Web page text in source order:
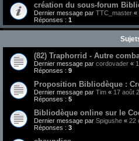
création du sous-forum
Dernier message par TTC_master «
Réponses : 1
(82) Traphorrid - Autre
Dernier message par cordovader «
Réponses : 9
Proposition Bibliodèque :
Dernier message par Tim « 17 août
Réponses : 5
Bibliodèque online sur le
Dernier message par Spigushe « 22
Réponses : 3